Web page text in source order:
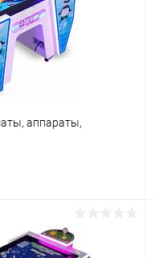
В наличии
аппараты,
корзину